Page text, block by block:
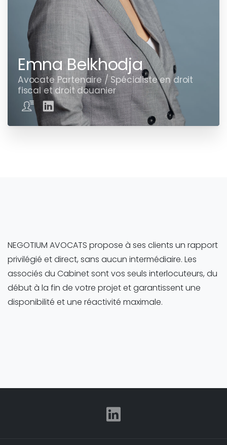
Emna Belkhodja
Avocate Partenaire / Spécialiste en droit
fiscal et droit douanier
NEGOTIUM AVOCATS propose à ses clients un rapport
privilégié et direct, sans aucun intermédiaire. Les
associés du Cabinet sont vos seuls interlocuteurs, du
début à la fin de votre projet et garantissent une
disponibilité et une réactivité maximale.